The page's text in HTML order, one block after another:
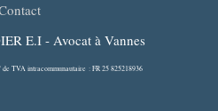
E.I - Avocat à Vannes
de TVA intracommunautaire : FR 25 825218936